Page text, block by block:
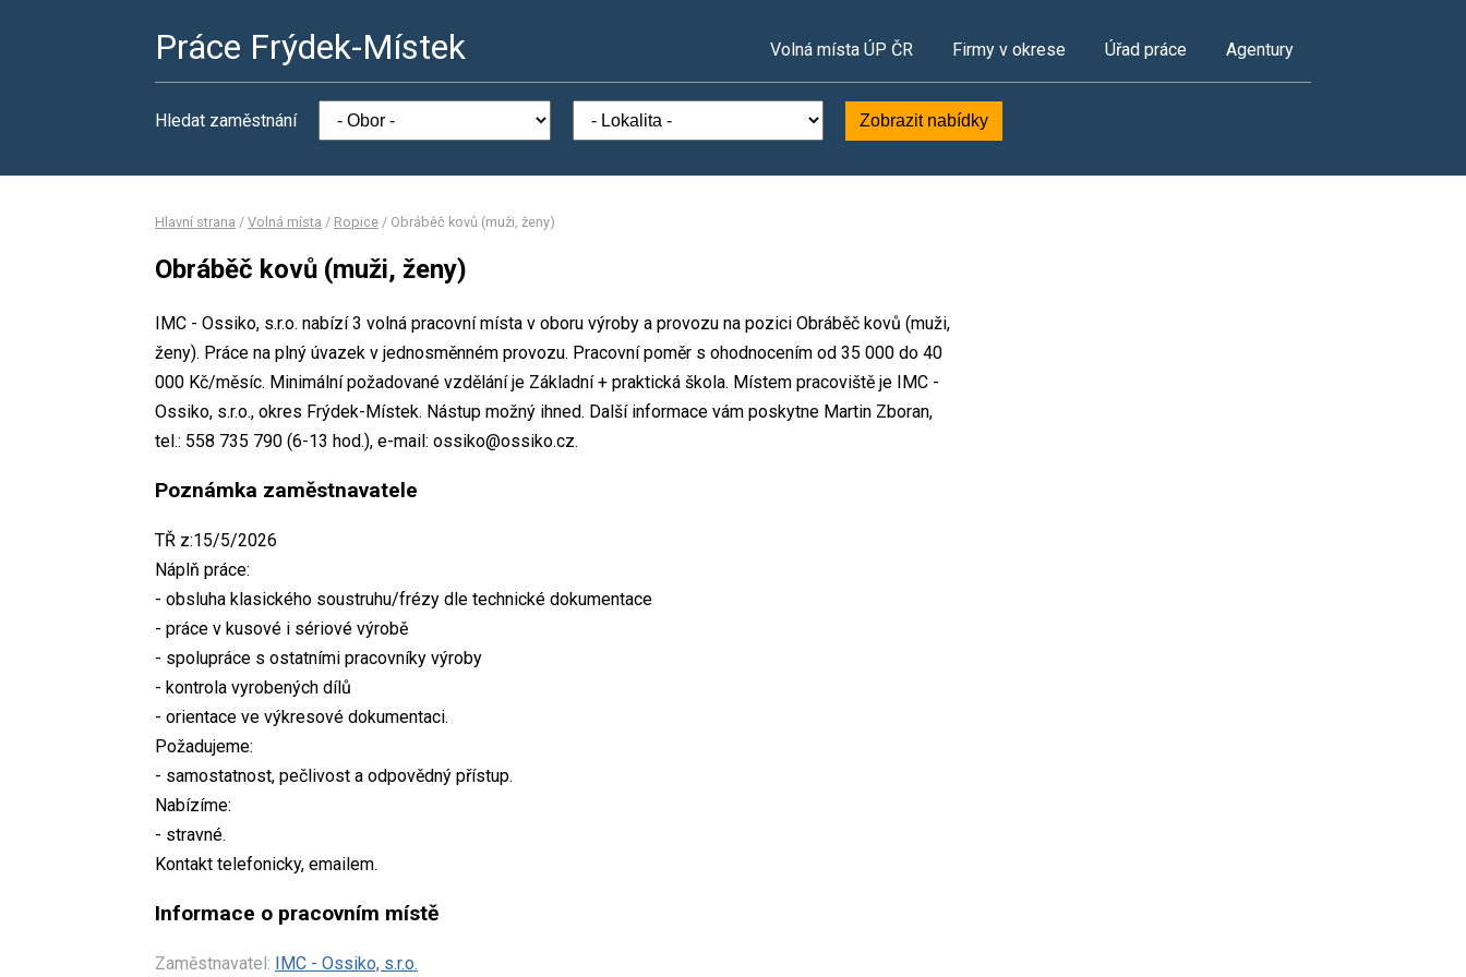
Práce Frýdek-Místek Volná místa ÚP ČR Firmy v okrese Úřad práce Agentury
Hledat zaměstnání Zobrazit nabídky
Hlavní strana / Volná místa / Ropice / Obráběč kovů (muži, ženy)
Obráběč kovů (muži, ženy)
IMC - Ossiko, s.r.o. nabízí 3 volná pracovní místa v oboru výroby a provozu na pozici Obráběč kovů (muži,
ženy). Práce na plný úvazek v jednosměnném provozu. Pracovní poměr s ohodnocením od 35 000 do 40
000 Kč/měsíc. Minimální požadované vzdělání je Základní + praktická škola. Místem pracoviště je IMC -
Ossiko, s.r.o., okres Frýdek-Místek. Nástup možný ihned. Další informace vám poskytne Martin Zboran,
tel.: 558 735 790 (6-13 hod.), e-mail: ossiko@ossiko.cz.
Poznámka zaměstnavatele
TŘ z:15/5/2026
Náplň práce:
- obsluha klasického soustruhu/frézy dle technické dokumentace
- práce v kusové i sériové výrobě
- spolupráce s ostatními pracovníky výroby
- kontrola vyrobených dílů
- orientace ve výkresové dokumentaci.
Požadujeme:
- samostatnost, pečlivost a odpovědný přístup.
Nabízíme:
- stravné.
Kontakt telefonicky, emailem.
Informace o pracovním místě
Zaměstnavatel: IMC - Ossiko, s.r.o.